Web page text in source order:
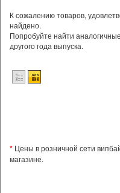
К сожалению товаров,
найдено.
Попробуйте найти
другого года выпуска.
* Цены в розничной сети
магазине.